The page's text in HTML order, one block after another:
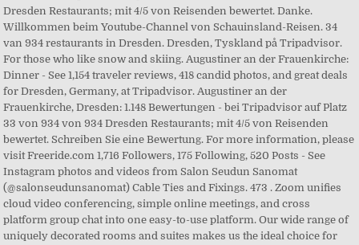
Dresden Restaurants; mit 4/5 von Reisenden bewertet. Danke.
Willkommen beim Youtube-Channel von Schauinsland-Reisen. 34
van 934 restaurants in Dresden. Dresden, Tyskland på Tripadvisor.
For those who like snow and skiing. Augustiner an der Frauenkirche:
Dinner - See 1,154 traveler reviews, 418 candid photos, and great deals
for Dresden, Germany, at Tripadvisor. Augustiner an der
Frauenkirche, Dresden: 1.148 Bewertungen - bei Tripadvisor auf Platz
33 von 934 von 934 Dresden Restaurants; mit 4/5 von Reisenden
bewertet. Schreiben Sie eine Bewertung. For more information, please
visit Freeride.com 1,716 Followers, 175 Following, 520 Posts - See
Instagram photos and videos from Salon Seudun Sanomat
(@salonseudunsanomat) Cable Ties and Fixings. 473 . Zoom unifies
cloud video conferencing, simple online meetings, and cross
platform group chat into one easy-to-use platform. Our wide range of
uniquely decorated rooms and suites makes us the ideal choice for